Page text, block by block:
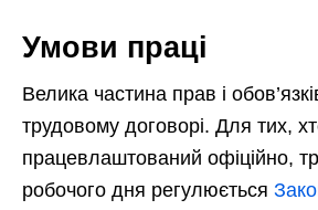
Умови праці
Велика частина прав і
трудовому договорі. Для тих,
працевлаштований офіційно,
робочого дня регулюється